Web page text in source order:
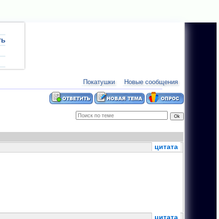
Покатушки Новые сообщения
цитата
цитата